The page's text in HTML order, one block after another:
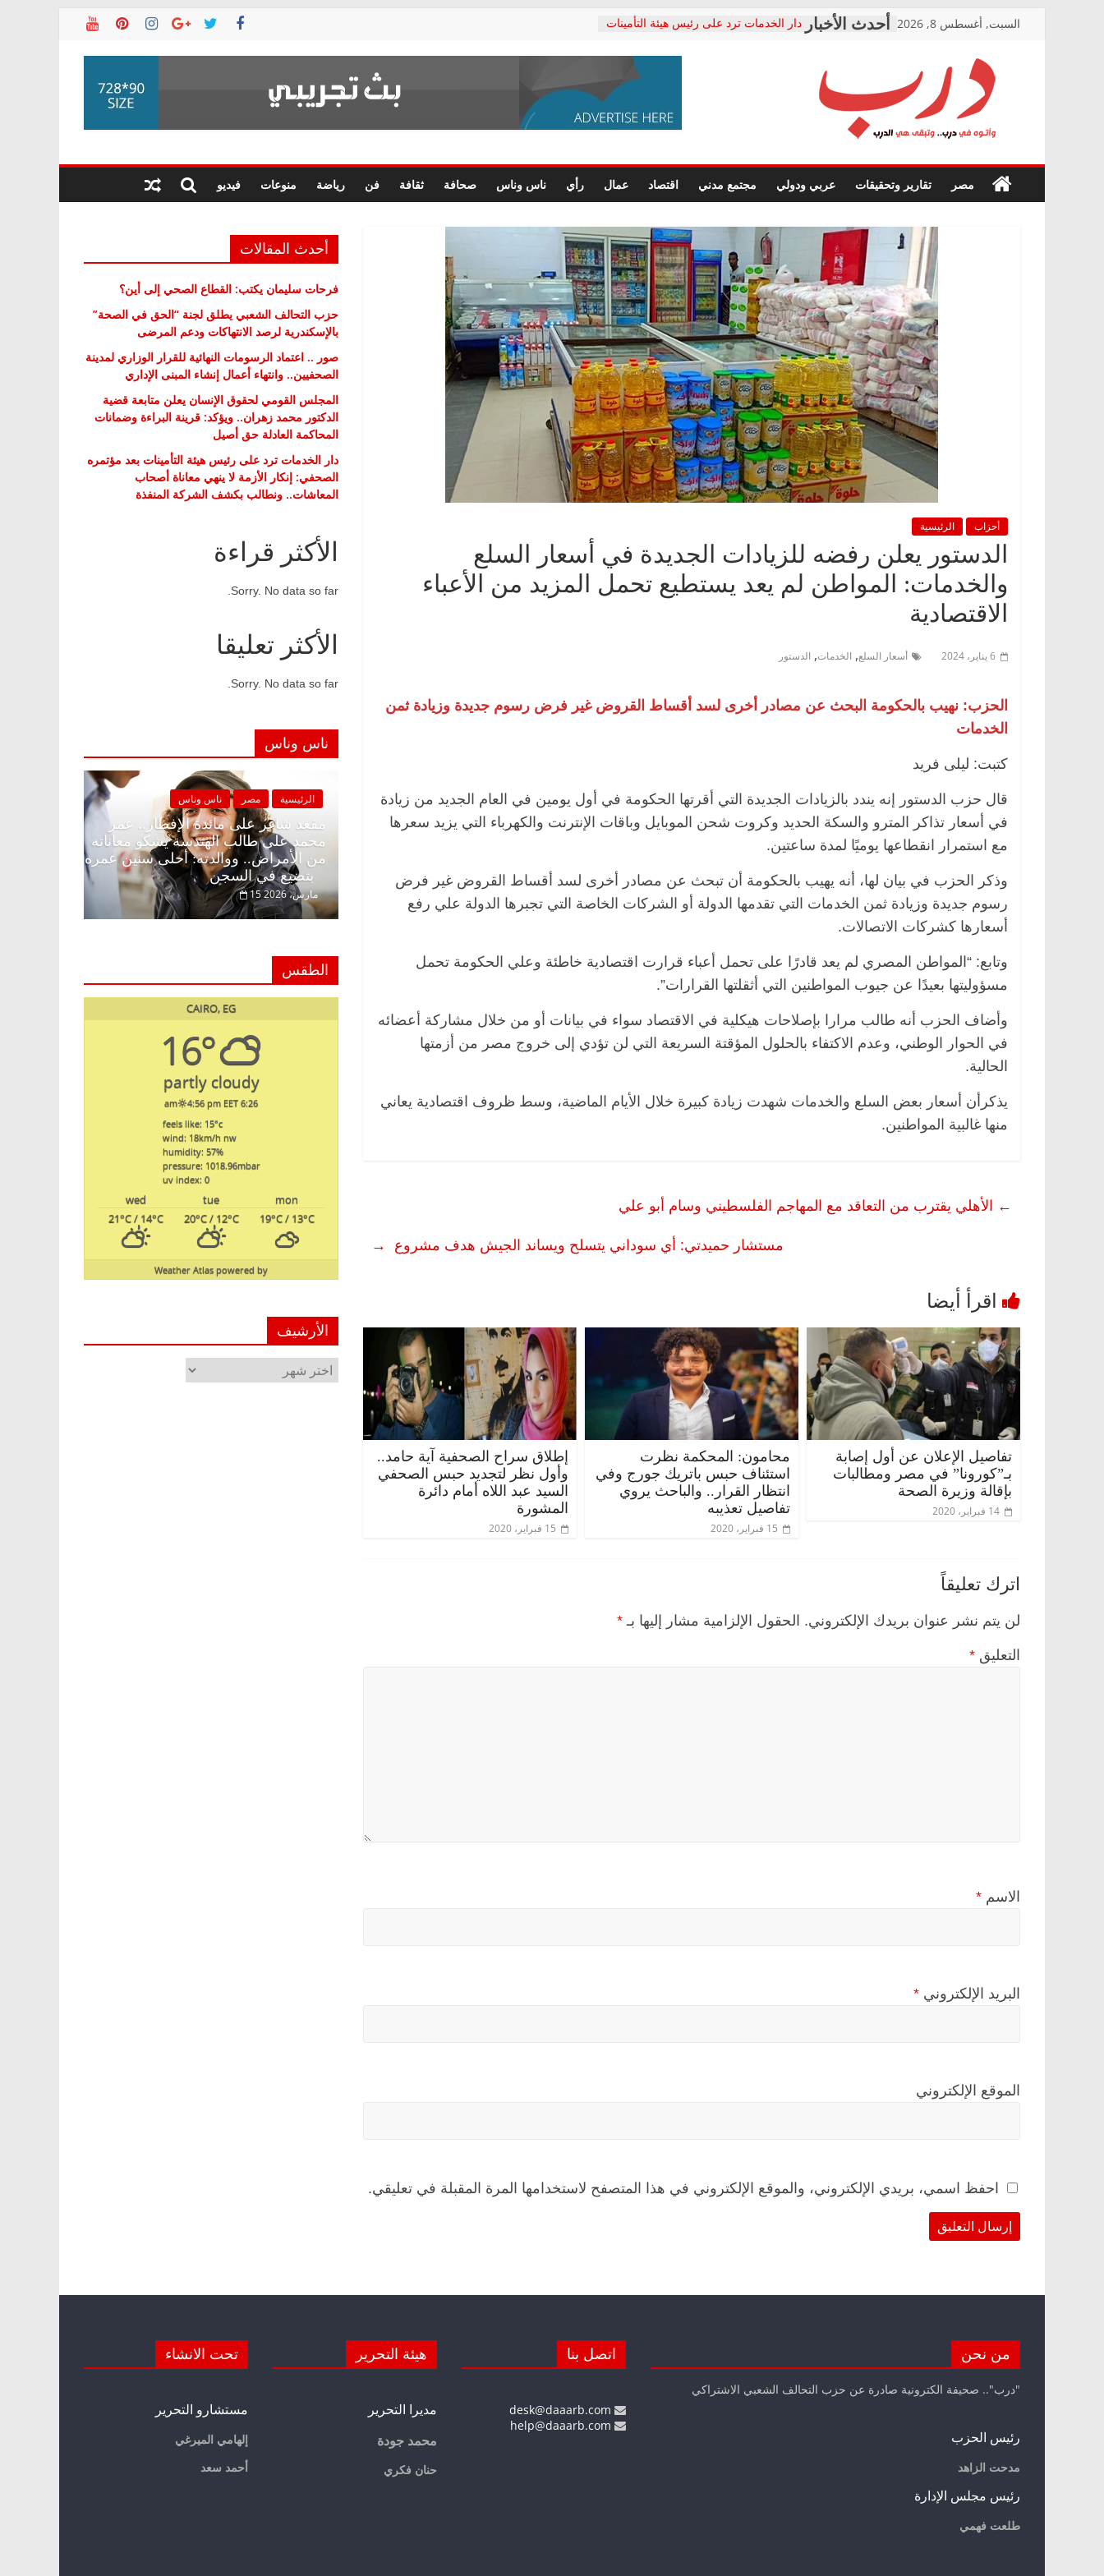
السبت, أغسطس 8, 2026
دار الخدمات ترد على رئيس هيئة التأمينات
معاناة أصحاب المعاشات.. ونطالب بكشف
فرحات سليمان يكتب: القطاع الصحي إلى
حزب التحالف الشعبي يطلق لجنة “الحق
صور .. اعتماد الرسومات النهائية للقرار
الوزاري لمدينة الصحفيين.. وانتهاء أعمال
إنشاء المبنى الإداري
متابعة قضية الدكتور محمد زهران.. ويؤكد:
قرينة البراءة وضمانات المحاكمة العادلة
حق أصيل
درب
في
درب..
مصر تقارير وتحقيقات عربي ودولي مجتمع مدني اقتصاد عمال رأي ناس وناس صحافة ثقافة فن رياضة منوعات فيديو
أحزاب الرئيسية
الدستور يعلن رفضه للزيادات الجديدة في أسعار السلع
والخدمات: المواطن لم يعد يستطيع تحمل المزيد من الأعباء
الاقتصادية
6 يناير، 2024 أسعار السلع, الخدمات, الدستور
الحزب: نهيب بالحكومة البحث عن مصادر أخرى لسد أقساط القروض غير فرض رسوم جديدة وزيادة ثمن
الخدمات
كتبت: ليلى فريد
قال حزب الدستور إنه يندد بالزيادات الجديدة التي أقرتها الحكومة في أول يومين في العام الجديد من زيادة
في أسعار تذاكر المترو والسكة الحديد وكروت شحن الموبايل وباقات الإنترنت والكهرباء التي يزيد سعرها
مع استمرار انقطاعها يوميًا لمدة ساعتين.
وذكر الحزب في بيان لها، أنه يهيب بالحكومة أن تبحث عن مصادر أخرى لسد أقساط القروض غير فرض
رسوم جديدة وزيادة ثمن الخدمات التي تقدمها الدولة أو الشركات الخاصة التي تجبرها الدولة علي رفع
أسعارها كشركات الاتصالات.
وتابع: “المواطن المصري لم يعد قادرًا على تحمل أعباء قرارت اقتصادية خاطئة وعلي الحكومة تحمل
مسؤوليتها بعيدًا عن جيوب المواطنين التي أثقلتها القرارات”.
وأضاف الحزب أنه طالب مرارا بإصلاحات هيكلية في الاقتصاد سواء في بيانات أو من خلال مشاركة أعضائه
في الحوار الوطني، وعدم الاكتفاء بالحلول المؤقتة السريعة التي لن تؤدي إلى خروج مصر من أزمتها
الحالية.
يذكرأن أسعار بعض السلع والخدمات شهدت زيادة كبيرة خلال الأيام الماضية، وسط ظروف اقتصادية يعاني
منها غالبية المواطنين.
← الأهلي يقترب من التعاقد مع المهاجم الفلسطيني وسام أبو علي
مستشار حميدتي: أي سوداني يتسلح ويساند الجيش هدف مشروع →
تفاصيل الإعلان عن أول إصابة
بـ”كورونا” في مصر ومطالبات
بإقالة وزيرة الصحة
14 فبراير، 2020
محامون: المحكمة نظرت
استئناف حبس باتريك جورج وفي
انتظار القرار.. والباحث يروي
تفاصيل تعذيبه
15 فبراير، 2020
إطلاق سراح الصحفية آية حامد..
وأول نظر لتجديد حبس الصحفي
السيد عبد اللاه أمام دائرة
المشورة
15 فبراير، 2020
اترك تعليقاً
لن يتم نشر عنوان بريدك الإلكتروني. الحقول الإلزامية مشار إليها بـ *
التعليق *
الاسم *
البريد الإلكتروني *
الموقع الإلكتروني
احفظ اسمي، بريدي الإلكتروني، والموقع الإلكتروني في هذا المتصفح لاستخدامها المرة المقبلة في تعليقي.
أحدث المقالات
فرحات سليمان يكتب: القطاع الصحي إلى أين؟
حزب التحالف الشعبي يطلق لجنة “الحق في الصحة”
بالإسكندرية لرصد الانتهاكات ودعم المرضى
صور .. اعتماد الرسومات النهائية للقرار الوزاري لمدينة
الصحفيين.. وانتهاء أعمال إنشاء المبنى الإداري
المجلس القومي لحقوق الإنسان يعلن متابعة قضية
الدكتور محمد زهران.. ويؤكد: قرينة البراءة وضمانات
المحاكمة العادلة حق أصيل
دار الخدمات ترد على رئيس هيئة التأمينات بعد مؤتمره
الصحفي: إنكار الأزمة لا ينهي معاناة أصحاب
المعاشات.. ونطالب بكشف الشركة المنفذة
الأكثر قراءة
Sorry. No data so far.
الأكثر تعليقا
Sorry. No data so far.
ناس وناس
الرئيسية مصر
مقعد شاغر على مائدة
محمد علي طالب الهندسة
من الأمراض.. ووالدته:
بتضيع في السجن
15 مارس، 2026
الرئيسية ناس وناس
مقعد شاغر على الإفطار وبلكونة بلا زينة
رمضان.. د. عبدالخالق فاروق خبير
اقتصادي في انتظار حلم الحرية ولمة
الحبايب
الرئيسية مصر ناس وناس
مقعد شاغر على مائدة الإفطار.. يحيى
(بروفايل)
21 فبراير، 2026
الرئيسية مصر ناس وناس
في ذكرى رحيله.. د. نور فرحات فقيه
قانوني دافع عن قضايا الوطن وانحاز
26 يناير، 2026
فاروق.. خبير اقتصادي
ميلاده وحيداً على أبواب
الطقس
CAIRO, EG
16°
partly cloudy
6:26 am
4:56 pm EET
feels like: 15°c
wind: 18km/h nw
humidity: 57%
pressure: 1018.96mbar
uv index: 0
mon
tue
wed
19°C/ 13°C
20°C/ 12°C
21°C/ 14°C
powered by
Weather Atlas
الأرشيف
الأرشيف
من نحن
"درب".. صحيفة الكترونية صادرة عن حزب التحالف الشعبي الاشتراكي
رئيس الحزب
مدحت الزاهد
رئيس مجلس الإدارة
طلعت فهمي
اتصل بنا هيئة التحرير
مديرا التحرير
محمد جودة
حنان فكري
تحت الانشاء
مستشارو التحرير
إلهامي الميرغي
أحمد سعد